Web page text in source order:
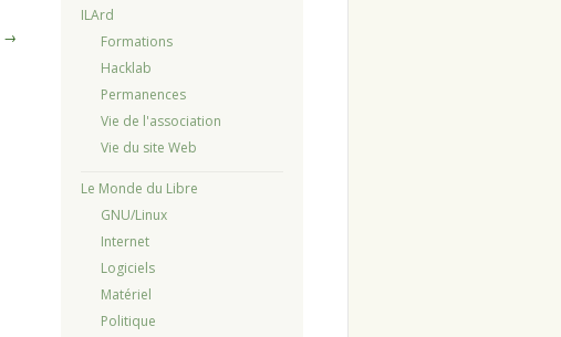
→
ILArd
Formations
Hacklab
Permanences
Vie de l'association
Vie du site Web
Le Monde du Libre
GNU/Linux
Internet
Logiciels
Matériel
Politique